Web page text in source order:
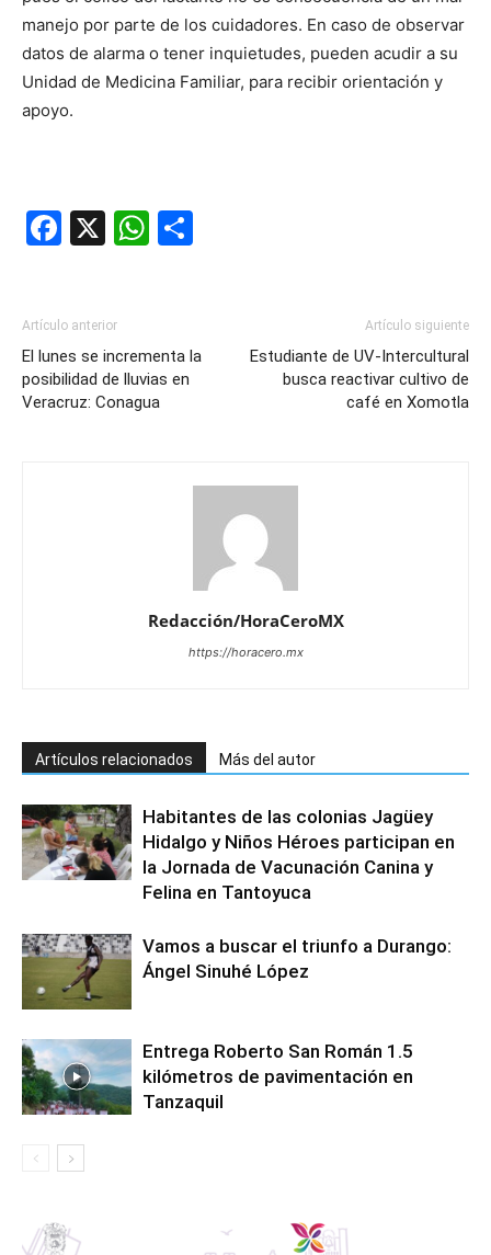
manejo por parte de los cuidadores. En caso de observar
datos de alarma o tener inquietudes, pueden acudir a su
Unidad de Medicina Familiar, para recibir orientación y
apoyo.
Facebook
X WhatsApp
Artículo anterior
El lunes se incrementa la
posibilidad de lluvias en
Veracruz: Conagua
Artículo siguiente
Estudiante de UV-Intercultural
busca reactivar cultivo de
café en Xomotla
Redacción/HoraCeroMX
https://horacero.mx
Artículos relacionados Más del autor
Habitantes de las colonias Jagüey
Hidalgo y Niños Héroes participan en
la Jornada de Vacunación Canina y
Felina en Tantoyuca
Vamos a buscar el triunfo a Durango:
Ángel Sinuhé López
Entrega Roberto San Román 1.5
kilómetros de pavimentación en
Tanzaquil